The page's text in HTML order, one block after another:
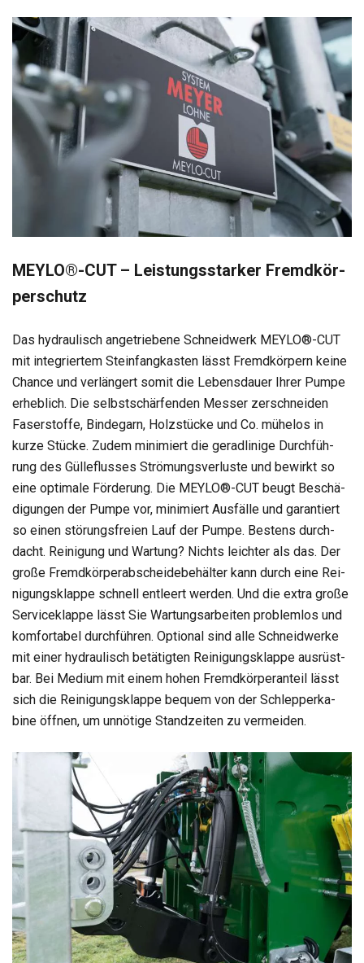
MEYLO®-CUT – Leis­tungs­star­ker Fremd­kör­
per­schutz
Das hydrau­lisch ange­trie­bene Schneid­werk MEYLO®-CUT
mit inte­grier­tem Stein­fang­kas­ten lässt Fremd­kör­pern keine
Chance und ver­län­gert somit die Lebens­dauer Ihrer Pumpe
erheb­lich. Die selbst­schär­fen­den Mes­ser zer­schnei­den
Faser­stoffe, Bin­de­garn, Holz­stü­cke und Co. mühe­los in
kurze Stü­cke. Zudem mini­miert die gerad­li­nige Durch­füh­
rung des Gül­le­flus­ses Strö­mungs­ver­luste und bewirkt so
eine opti­male För­de­rung. Die MEYLO®-CUT beugt Beschä­
di­gun­gen der Pumpe vor, mini­miert Aus­fälle und garan­tiert
so einen stö­rungs­freien Lauf der Pumpe. Bes­tens durch­
dacht. Rei­ni­gung und War­tung? Nichts leich­ter als das. Der
große Fremd­kör­per­ab­schei­de­be­häl­ter kann durch eine Rei­
ni­gungs­klappe schnell ent­leert wer­den. Und die extra große
Ser­vice­klappe lässt Sie War­tungs­ar­bei­ten pro­blem­los und
kom­for­ta­bel durch­füh­ren. Optio­nal sind alle Schneid­werke
mit einer hydrau­lisch betä­tig­ten Rei­ni­gungs­klappe aus­rüst­
bar. Bei Medium mit einem hohen Fremd­kör­per­an­teil lässt
sich die Rei­ni­gungs­klappe bequem von der Schlep­per­ka­
bine öff­nen, um unnö­tige Stand­zei­ten zu ver­mei­den.